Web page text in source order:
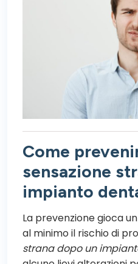
Come
sensazione
impianto
La prevenzione gioca
al minimo il rischio di
strana dopo un